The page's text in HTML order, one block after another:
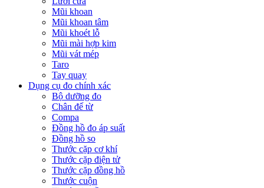
Mũi khoan
Mũi khoan tâm
Mũi khoét lỗ
Mũi mài hợp kim
Mũi vát mép
Taro
Tay quay
Dụng cụ đo chính xác
Bộ dưỡng đo
Chân đế từ
Compa
Đồng hồ đo áp suất
Đồng hồ so
Thước cặp cơ khí
Thước cặp điện tử
Thước cặp đồng hồ
Thước cuộn